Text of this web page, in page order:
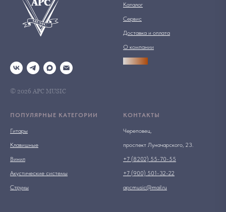
© 2026 АРС MUSIC
Каталог
Сервис
Доставка и оплата
О компании
ПОПУЛЯРНЫЕ КАТЕГОРИИ
Гитары
Клавишные
Винил
Акустические системы
Струны
КОНТАКТЫ
Череповец,
проспект Луначарского, 23.
+7 (8202) 55-70-55
+7 (900) 501-32-22
apcmusic@mail.ru